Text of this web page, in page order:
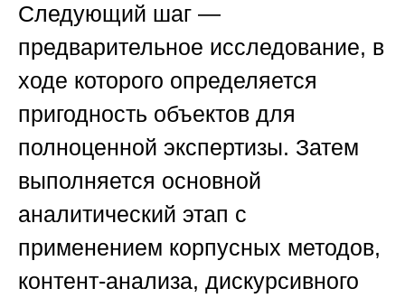
Следующий шаг —
предварительное исследование, в
ходе которого определяется
пригодность объектов для
полноценной экспертизы. Затем
выполняется основной
аналитический этап с
применением корпусных методов,
контент-анализа, дискурсивного